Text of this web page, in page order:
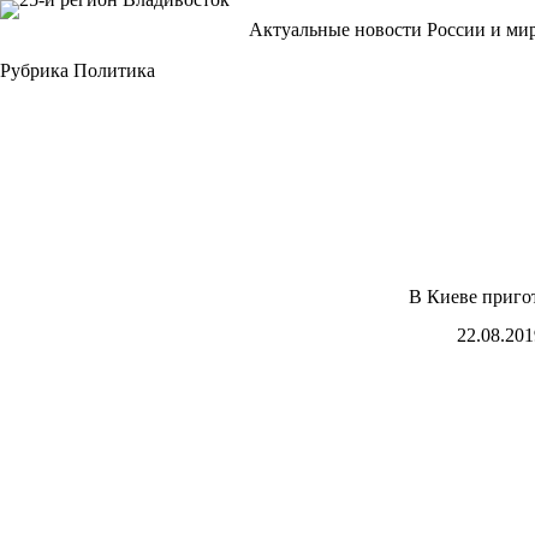
Перейти
Актуальные новости России и
Рубрика Политика
В Киеве